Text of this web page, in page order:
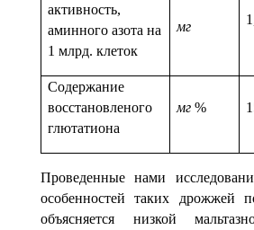
активность,
аминного азота на
1 млрд. клеток
мг
Содержание
восстановленого
глютатиона
мг%
Проведенные нами
особенностей таких дрожжей
объясняется низкой